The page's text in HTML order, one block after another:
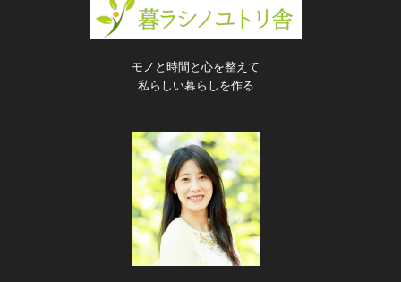
モノと時間と心を整えて
私らしい暮らしを作る